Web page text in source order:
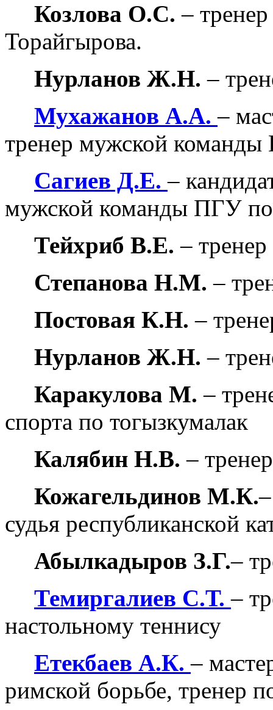
Козлова О.С.–
Торайгырова.
Нурланов Ж.Н.–
Мухажанов А.А.–
тренер мужской
Сагиев Д.Е.–
мужской команды ПГУ по
Тейхриб В.Е.–
Степанова Н.М.–
Постовая К.Н.–
Нурланов Ж.Н.–
Каракулова М.–
спорта по тогызкумалак
Калябин Н.В.–
Кожагельдинов М.К.
судья республиканской
Абылкадыров З.Г.–
Темиргалиев С.Т.–
настольному теннису
Етекбаев А.К.–
римской борьбе, тренер